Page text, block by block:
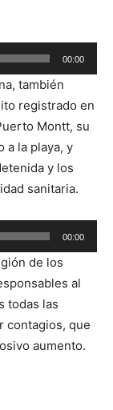
00:00
también
registrado en
Montt, su
a la playa, y
y los
sanitaria.
00:00
de los
al
todas las
contagios, que
aumento.